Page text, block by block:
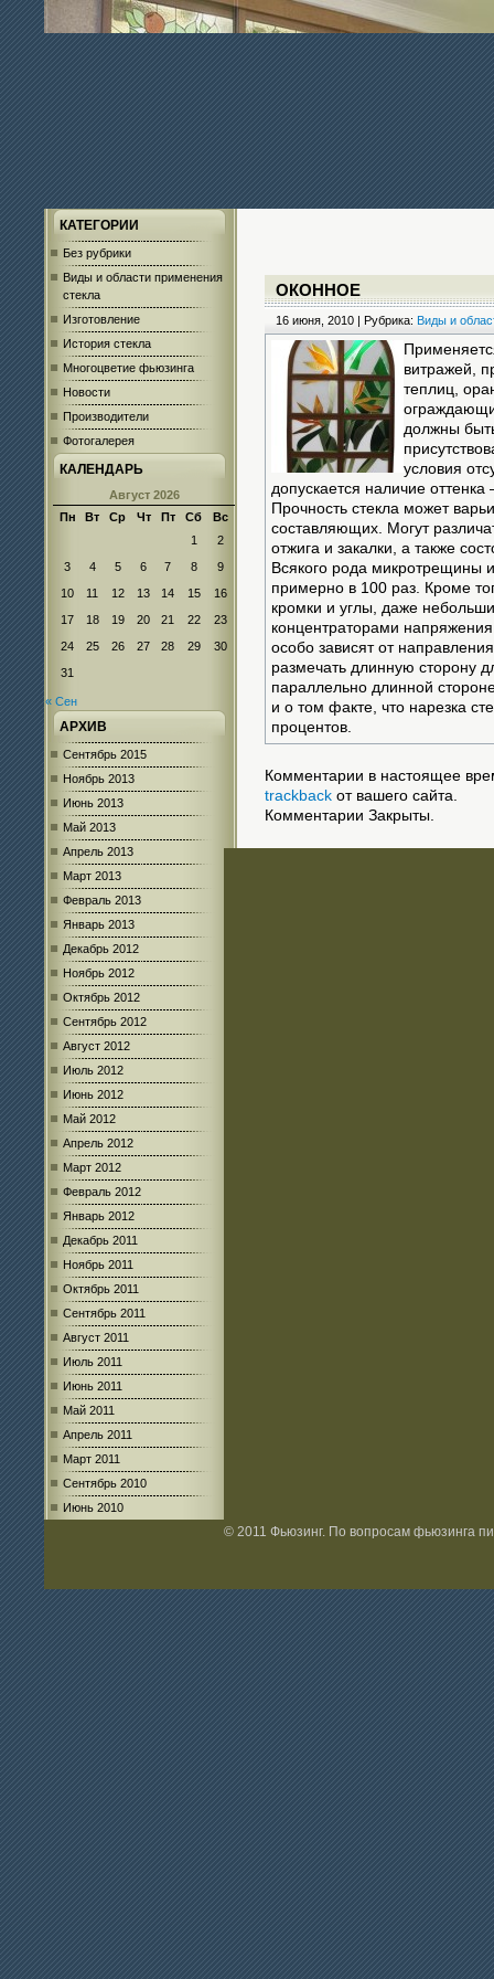
КАТЕГОРИИ
Без рубрики
Виды и области применения
стекла
Изготовление
История стекла
Многоцветие фьюзинга
Новости
Производители
Фотогалерея
КАЛЕНДАРЬ
Август 2026
Пн
Вт Ср Чт Пт Сб
Вс
1
2
3
4 5 6 7 8
9
10
11 12 13 14 15
16
17
18 19 20 21 22
23
24
25 26 27 28 29
30
31
« Сен
АРХИВ
Сентябрь 2015
Ноябрь 2013
Июнь 2013
Май 2013
Апрель 2013
Март 2013
Февраль 2013
Январь 2013
Декабрь 2012
Ноябрь 2012
Октябрь 2012
Сентябрь 2012
Август 2012
Июль 2012
Июнь 2012
Май 2012
Апрель 2012
Март 2012
Февраль 2012
Январь 2012
Декабрь 2011
Ноябрь 2011
Октябрь 2011
Сентябрь 2011
Август 2011
Июль 2011
Июнь 2011
Май 2011
Апрель 2011
Март 2011
Сентябрь 2010
Июнь 2010
ОКОННОЕ
16 июня, 2010 | Рубрика: Виды и
витражей,
теплиц,
должны
условия
допускается наличие оттенка
Прочность стекла может
составляющих. Могут
отжига и закалки, а также
Всякого рода микротрещины
примерно в 100 раз. Кроме
кромки и углы, даже
концентраторами
особо зависят от
размечать длинную сторону
параллельно длинной
и о том факте, что нарезка
процентов.
Комментарии в настоящее
trackback от вашего сайта.
Комментарии Закрыты.
© 2011 Фьюзинг. По вопросам фьюзинга